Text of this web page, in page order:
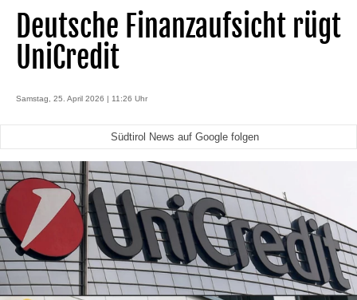
Deutsche Finanzaufsicht rügt
UniCredit
Samstag, 25. April 2026 | 11:26 Uhr
Südtirol News auf Google folgen